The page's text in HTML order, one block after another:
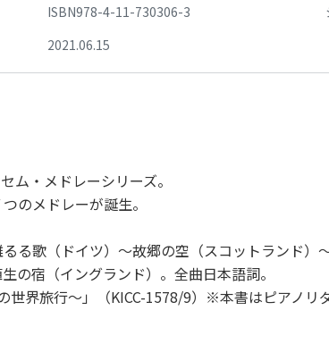
ISBN978-4-11-730306-3
2021.06.15
ム・メドレーシリーズ。
のメドレーが誕生。
る歌（ドイツ）～故郷の空（スコットランド
の宿（イングランド）。全曲日本語詞。
世界旅行～」（KICC-1578/9）※本書はピアノリ